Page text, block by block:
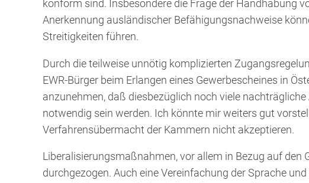
konform sind. Insbesondere die Frage der Handhabung
Anerkennung ausländischer Befähigungsnachweise
Streitigkeiten führen.
Durch die teilweise unnötig komplizierten
EWR-Bürger beim Erlangen eines Gewerbescheines in
anzunehmen, daß diesbezüglich noch viele
notwendig sein werden. Ich könnte mir weiters gut
Verfahrensübermacht der Kammern nicht akzeptieren.
Liberalisierungsmaßnahmen, vor allem in Bezug auf
durchgezogen. Auch eine Vereinfachung der Sprache